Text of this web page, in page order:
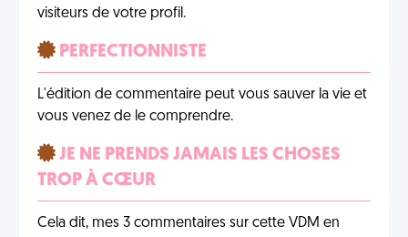
visiteurs de votre profil.
PERFECTIONNISTE
L'édition de commentaire peut vous sauver la vie et
vous venez de le comprendre.
JE NE PRENDS JAMAIS LES CHOSES
TROP À CŒUR
Cela dit, mes 3 commentaires sur cette VDM en